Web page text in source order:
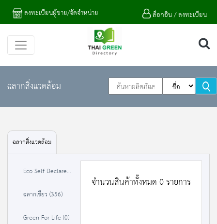
ลงทะเบียนผู้ขาย/จัดจำหน่าย ล็อกอิน / ลงทะเบียน
ฉลากสิ่งแวดล้อม
ฉลากสิ่งแวดล้อม
Eco Self Declare (0)
ฉลากเขียว (356)
Green For Life (0)
จำนวนสินค้าทั้งหมด 0 รายการ